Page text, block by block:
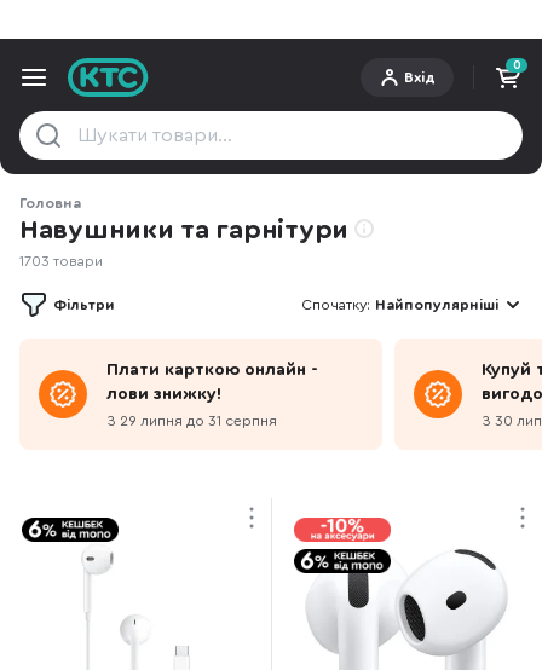
Вхід
0
Головна
Плати карткою онлайн -
лови знижку!
З 29 липня до 31 серпня
Купуй
в чеку
З 30
Навушники та гарнітури
1703 товари
Фільтри Спочатку: Найпопулярніші